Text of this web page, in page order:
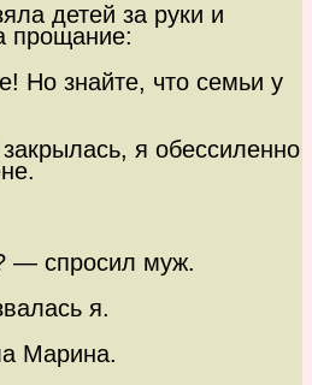
детей за руки и
прощание:
Но знайте, что семьи у
я обессиленно
— спросил муж.
я.
Марина.